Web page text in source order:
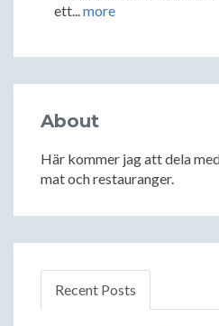
ett... more
About
Här kommer jag att dela
mat och restauranger.
Recent Posts